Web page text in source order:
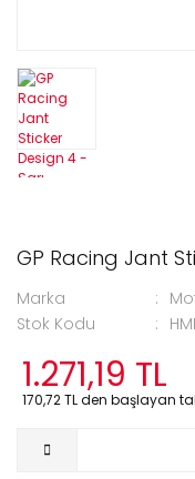
GP Racing Jant
Marka
Stok Kodu
1.271,19 TL
170,72 TL den başlayan